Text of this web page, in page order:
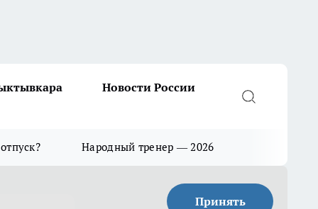
Новости России
Народный тренер — 2026
Принять